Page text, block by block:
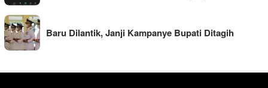
Baru Dilantik, Janji Kampanye Bupati Ditagih